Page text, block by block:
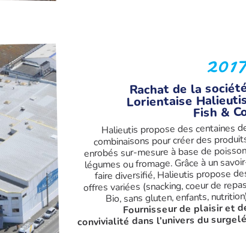
Rachat de la
Lorientaise
Fish &
Halieutis propose des centaines
combinaisons pour créer des
enrobés sur-mesure à base de
légumes ou fromage. Grâce à un
faire diversifié, Halieutis propose
offres variées (snacking, coeur de
Bio, sans gluten, enfants,
Fournisseur de plaisir et
convivialité dans l’univers du